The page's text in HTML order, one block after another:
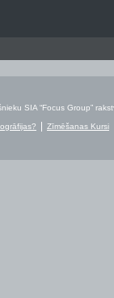
SIA “Focus Group”
Zīmēšanas Kursi